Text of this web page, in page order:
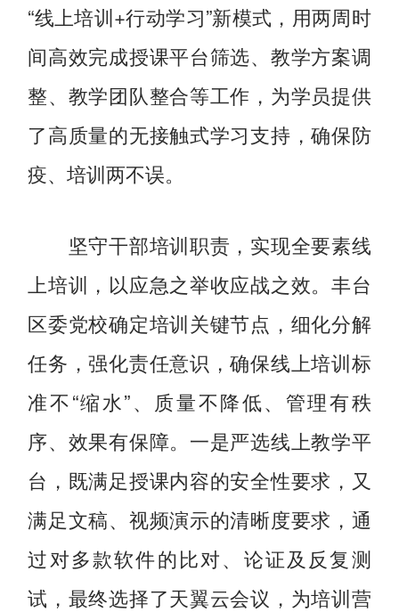
“线上培训+行动学习”新模式，用两周时
间高效完成授课平台筛选、教学方案调
整、教学团队整合等工作，为学员提供
了高质量的无接触式学习支持，确保防
疫、培训两不误。
坚守干部培训职责，实现全要素线
上培训，以应急之举收应战之效。丰台
区委党校确定培训关键节点，细化分解
任务，强化责任意识，确保线上培训标
准不“缩水”、质量不降低、管理有秩
序、效果有保障。一是严选线上教学平
台，既满足授课内容的安全性要求，又
满足文稿、视频演示的清晰度要求，通
过对多款软件的比对、论证及反复测
试，最终选择了天翼云会议，为培训营